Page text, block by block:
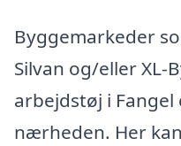
Byggemarkeder
Silvan og/eller XL-
arbejdstøj i
nærheden. Her